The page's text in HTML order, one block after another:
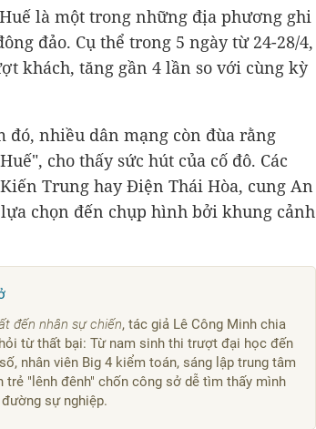
là một trong những địa phương ghi
đảo. Cụ thể trong 5 ngày từ 24-28/4,
khách, tăng gần 4 lần so với cùng kỳ
đó, nhiều dân mạng còn đùa rằng
cho thấy sức hút của cố đô. Các
Trung hay Điện Thái Hòa, cung An
chọn đến chụp hình bởi khung cảnh
đến nhân sự chiến, tác giả Lê Công Minh chia
từ thất bại: Từ nam sinh thi trượt đại học đến
nhân viên Big 4 kiểm toán, sáng lập trung tâm
"lênh đênh" chốn công sở dễ tìm thấy mình
sự nghiệp.